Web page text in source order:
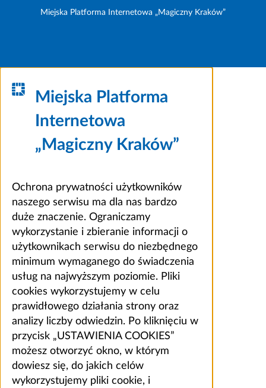
Miejska Platforma Internetowa „Magiczny Kraków”
Miejska Platforma
Internetowa
„Magiczny Kraków”
Ochrona prywatności użytkowników
naszego serwisu ma dla nas bardzo
duże znaczenie. Ograniczamy
wykorzystanie i zbieranie informacji o
użytkownikach serwisu do niezbędnego
minimum wymaganego do świadczenia
usług na najwyższym poziomie. Pliki
cookies wykorzystujemy w celu
prawidłowego działania strony oraz
analizy liczby odwiedzin. Po kliknięciu w
przycisk „USTAWIENIA COOKIES”
możesz otworzyć okno, w którym
dowiesz się, do jakich celów
wykorzystujemy pliki cookie, i